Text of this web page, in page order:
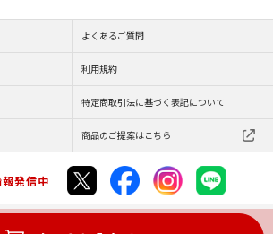
よくあるご質問
利用規約
特定商取引法に基づく表記について
商品のご提案はこちら
発信中